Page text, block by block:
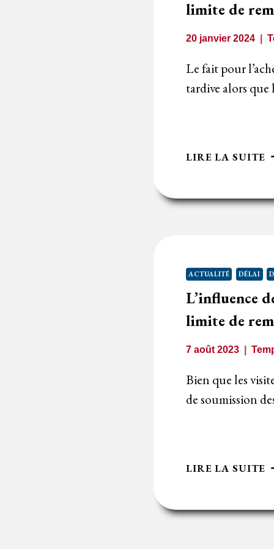
limite de
20 janvier 2024
Le fait pour
tardive alors
LIRE LA SUITE
ACTUALITÉ DÉLAI
L’influence
limite de
7 août 2023
Bien que les
de soumission
LIRE LA SUITE